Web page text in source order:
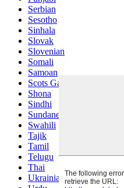
Serbian
Sesotho
Sinhala
Slovak
Slovenian
Somali
Samoan
Scots Gaelic
Shona
Sindhi
Sundanese
Swahili
Tajik
Tamil
Telugu
Thai
Ukrainian